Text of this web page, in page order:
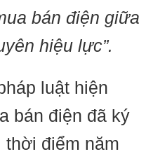
bán điện giữa
hiệu lực”.
luật hiện
bán điện đã ký
điểm năm